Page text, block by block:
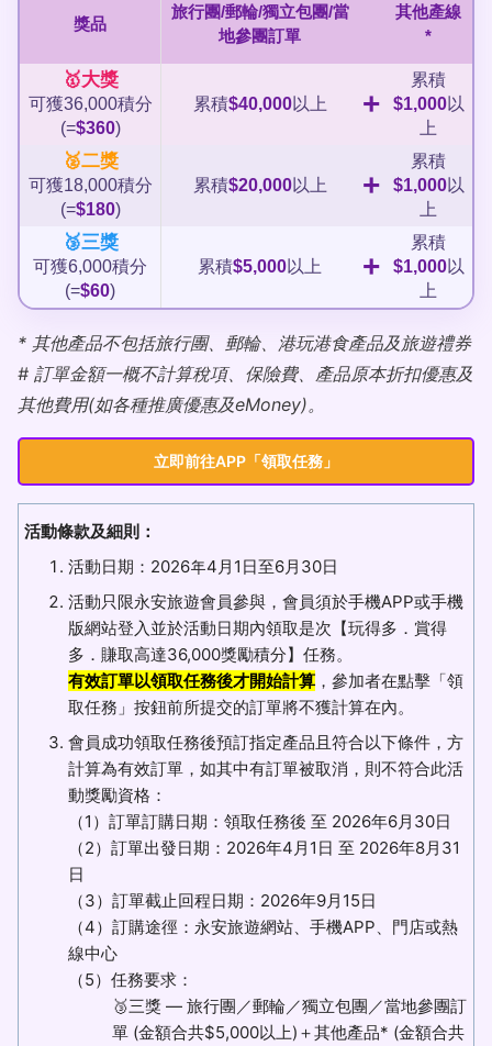
獎品
旅行團/郵輪/獨立包團/當
地參團訂單
其他產線
*
🥇大獎
可獲36,000積分
(=$360)
累積$40,000以上 +
累積
$1,000以
上
🥈二獎
可獲18,000積分
(=$180)
累積$20,000以上 +
累積
$1,000以
上
🥉三獎
可獲6,000積分
(=$60)
累積$5,000以上 +
累積
$1,000以
上
* 其他產品不包括旅行團、郵輪、港玩港食產品及旅遊禮券
# 訂單金額一概不計算稅項、保險費、產品原本折扣優惠及
其他費用(如各種推廣優惠及eMoney)。
立即前往APP「領取任務」
活動條款及細則：
活動日期：2026年4月1日至6月30日
活動只限永安旅遊會員參與，會員須於手機APP或手機
版網站登入並於活動日期內領取是次【玩得多．賞得
多．賺取高達36,000獎勵積分】任務。
有效訂單以領取任務後才開始計算 ，參加者在點擊「領
取任務」按鈕前所提交的訂單將不獲計算在內。
會員成功領取任務後預訂指定產品且符合以下條件，方
計算為有效訂單，如其中有訂單被取消，則不符合此活
動獎勵資格：
（1）訂單訂購日期：領取任務後 至 2026年6月30日
（2）訂單出發日期：2026年4月1日 至 2026年8月31
日
（3）訂單截止回程日期：2026年9月15日
（4）訂購途徑：永安旅遊網站、手機APP、門店或熱
線中心
（5）任務要求：
🥉三獎 — 旅行團／郵輪／獨立包團／當地參團訂
單 (金額合共$5,000以上)＋其他產品* (金額合共